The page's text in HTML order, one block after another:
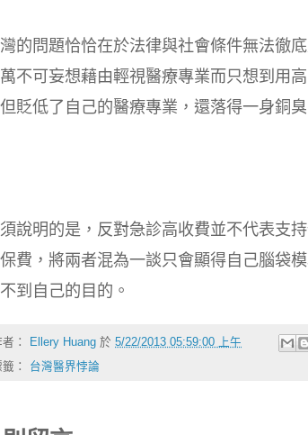
的問題恰恰在於法律與社會條件無法徹
不可妄想藉由輕視醫療專業而只想到用
貶低了自己的醫療專業，還落得一身銅臭
說明的是，反對急診高收費並不代表支
費，將兩者混為一談只會顯得自己腦袋
到自己的目的。
： Ellery Huang 於 5/22/2013 05:59:00 上午
： 台灣醫界悖論